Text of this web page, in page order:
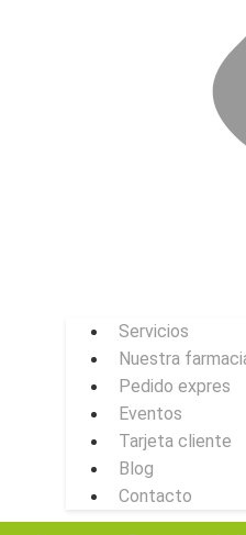
Servicios
Nuestra
Pedido expres
Eventos
Tarjeta cliente
Blog
Contacto